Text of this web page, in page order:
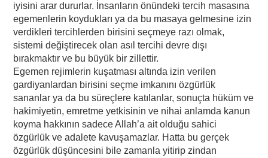
iyisini arar dururlar. İnsanların önündeki tercih masasına
egemenlerin koydukları ya da bu masaya gelmesine izin
verdikleri tercihlerden birisini seçmeye razı olmak,
sistemi değiştirecek olan asıl tercihi devre dışı
bırakmaktır ve bu büyük bir zillettir.
Egemen rejimlerin kuşatması altında izin verilen
gardiyanlardan birisini seçme imkanını özgürlük
sananlar ya da bu süreçlere katılanlar, sonuçta hüküm ve
hakimiyetin, emretme yetkisinin ve nihai anlamda kanun
koyma hakkının sadece Allah’a ait olduğu sahici
özgürlük ve adalete kavuşamazlar. Hatta bu gerçek
özgürlük düşüncesini bile zamanla yitirip zindan